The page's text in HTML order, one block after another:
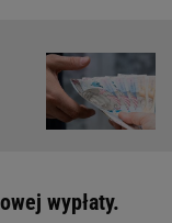
wypłaty.